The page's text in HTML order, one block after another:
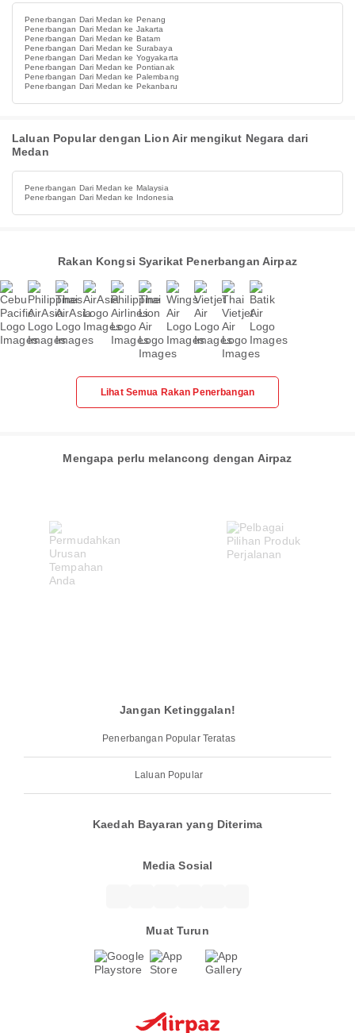
Penerbangan Dari Medan ke Penang
Penerbangan Dari Medan ke Jakarta
Penerbangan Dari Medan ke Batam
Penerbangan Dari Medan ke Surabaya
Penerbangan Dari Medan ke Yogyakarta
Penerbangan Dari Medan ke Pontianak
Penerbangan Dari Medan ke Palembang
Penerbangan Dari Medan ke Pekanbaru
Laluan Popular dengan Lion Air mengikut Negara dari
Medan
Penerbangan Dari Medan ke Malaysia
Penerbangan Dari Medan ke Indonesia
Rakan Kongsi Syarikat Penerbangan Airpaz
Lihat Semua Rakan Penerbangan
Mengapa perlu melancong dengan Airpaz
Jangan Ketinggalan!
Penerbangan Popular Teratas
Laluan Popular
Kaedah Bayaran yang Diterima
Media Sosial
Muat Turun